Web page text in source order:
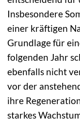
Insbesondere
einer kräftigen
Grundlage für
folgenden Jahr
ebenfalls nicht
vor der
ihre
starkes